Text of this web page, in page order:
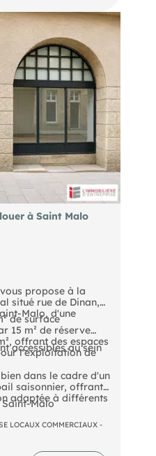
à Saint Malo
propose à la
situé rue de Dinan,
Malo, d'une
de surface
15 m² de réserve
offrant des espaces
l'exploitation de
accessibles au sein
dans le cadre d'un
saisonnier, offrant
adaptée à différents
Saint-Malo
de Saint-Malo,
ou bail saisonnier
LOCAUX COMMERCIAUX -